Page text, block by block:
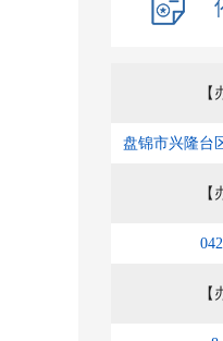
【
盘锦市兴隆台
【
【